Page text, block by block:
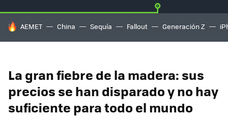
HOY SE HABLA DE
AEMET China Sequía Fallout Generación Z
La gran fiebre de la madera: sus
precios se han disparado y no hay
suficiente para todo el mundo